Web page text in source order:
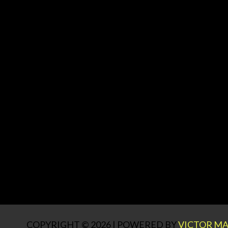
COPYRIGHT © 2026 | POWERED BYVICTOR